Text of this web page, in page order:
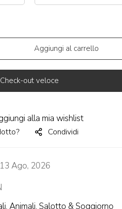
Aggiungi al carrello
Check-out veloce
alla mia wishlist
Condividi
Ago, 2026
, Animali, Salotto & Soggiorno